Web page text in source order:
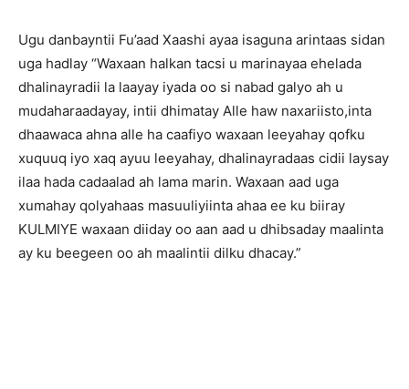
Ugu danbayntii Fu’aad Xaashi ayaa isaguna arintaas sidan
uga hadlay “Waxaan halkan tacsi u marinayaa ehelada
dhalinayradii la laayay iyada oo si nabad galyo ah u
mudaharaadayay, intii dhimatay Alle haw naxariisto,inta
dhaawaca ahna alle ha caafiyo waxaan leeyahay qofku
xuquuq iyo xaq ayuu leeyahay, dhalinayradaas cidii laysay
ilaa hada cadaalad ah lama marin. Waxaan aad uga
xumahay qolyahaas masuuliyiinta ahaa ee ku biiray
KULMIYE waxaan diiday oo aan aad u dhibsaday maalinta
ay ku beegeen oo ah maalintii dilku dhacay.”